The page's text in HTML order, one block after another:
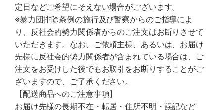
定日などご希望にそえない場合がございます。
※暴力団排除条例の施行及び警察からのご指導によ
り、反社会的勢力関係者からのご注文はお断りさせて
いただきます。なお、ご依頼主様、あるいは、お届け
先様に反社会的勢力関係者が含まれている場合は、ご
注文をお受けした後でもお取引をお断りすることがご
ざいますので、ご了承ください。
【配送商品へのご注意事項】
お届け先様の長期不在・転居・住所不明・誤記など